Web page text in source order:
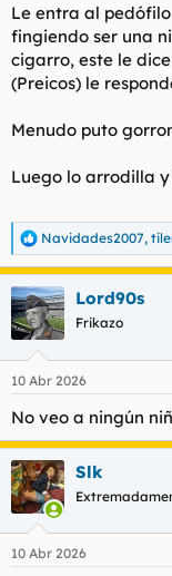
Le entra al
fingiendo ser una
cigarro, este le
(Preicos) le
Menudo puto
Luego lo arrodilla
R
e
a
c
c
i
e
:
Navidades2007,
Lord90s
Frikazo
10 Abr 2026
No veo a ningún
Slk
10 Abr 2026